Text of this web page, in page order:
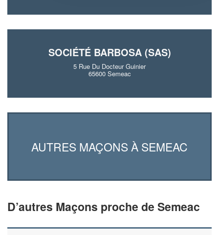
SOCIÉTÉ BARBOSA (SAS)
5 Rue Du Docteur Guinier
65600 Semeac
AUTRES MAÇONS À SEMEAC
D’autres Maçons proche de Semeac